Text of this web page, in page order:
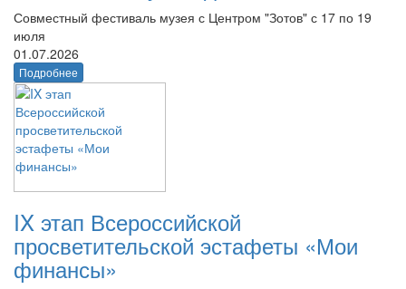
Совместный фестиваль музея с Центром "Зотов" с 17 по 19
июля
01.07.2026
Подробнее
IX этап Всероссийской
просветительской эстафеты «Мои
финансы»